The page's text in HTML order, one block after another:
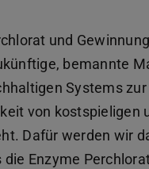
und
bemannte
Systems
von kostspieligen
Dafür werden wir
Enzyme